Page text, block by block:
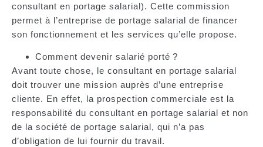
consultant en portage salarial). Cette commission
permet à l’entreprise de portage salarial de financer
son fonctionnement et les services qu’elle propose.
Comment devenir salarié porté ?
Avant toute chose, le consultant en portage salarial
doit trouver une mission auprès d’une entreprise
cliente. En effet, la prospection commerciale est la
responsabilité du consultant en portage salarial et non
de la société de portage salarial, qui n’a pas
d’obligation de lui fournir du travail.